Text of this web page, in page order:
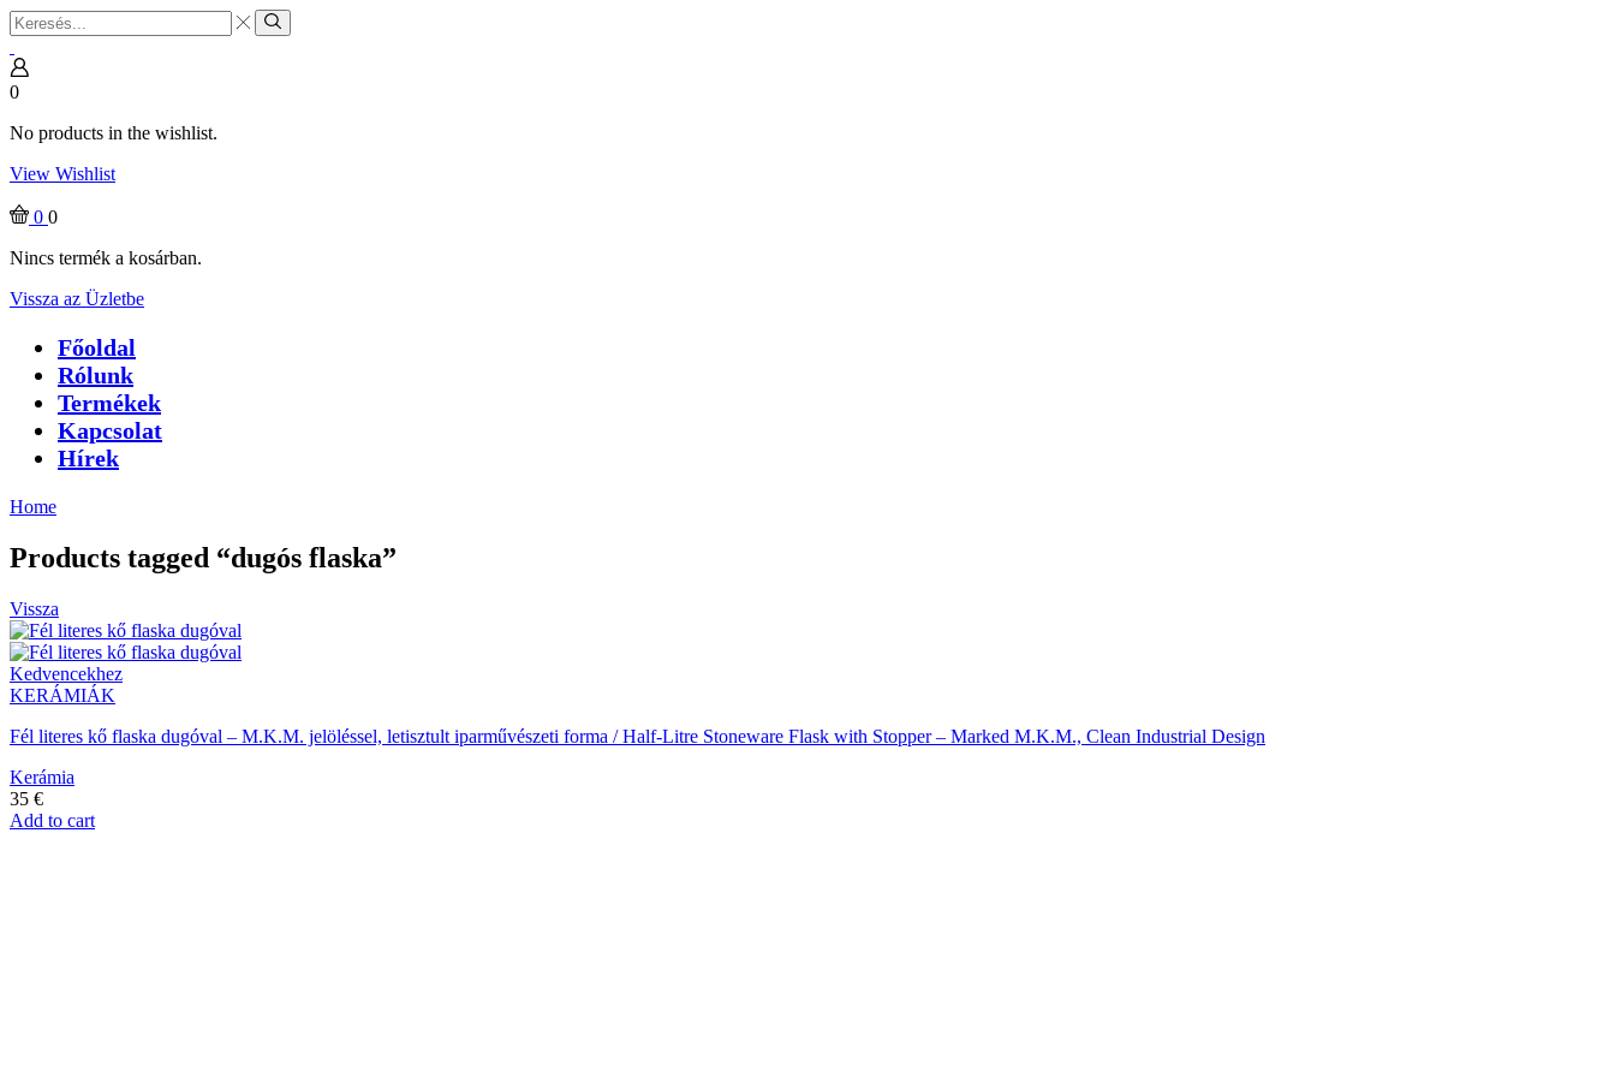
Search
input
Search
0
No products in the wishlist.
View Wishlist
0 0
Nincs termék a kosárban.
Vissza az Üzletbe
Főoldal
Rólunk
Termékek
Kapcsolat
Hírek
Home
Products tagged “dugós flaska”
Vissza
Kedvencekhez
KERÁMIÁK
Fél literes kő flaska dugóval – M.K.M. jelöléssel, letisztult iparművészeti forma / Half-Litre Stoneware Flask with Stopper – Marked M.K.M., Clean Industrial Design
Kerámia
35 €
Add to cart